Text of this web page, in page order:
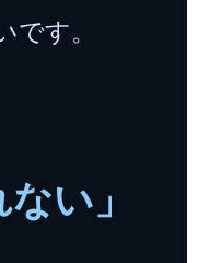
です。
い」